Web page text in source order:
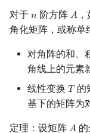
对于 𝑛
n 阶方阵 𝐴
A，
角化矩阵，或称单
对角阵的和、
角线上的元素
线性变换 𝑇
T 的
基下的矩阵为
定理：设矩阵 A